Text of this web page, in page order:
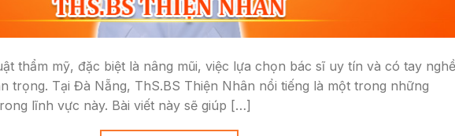
thẩm mỹ, đặc biệt là nâng mũi, việc lựa chọn bác sĩ uy tín và có tay nghề
trọng. Tại Đà Nẵng, ThS.BS Thiện Nhân nổi tiếng là một trong những
lĩnh vực này. Bài viết này sẽ giúp […]